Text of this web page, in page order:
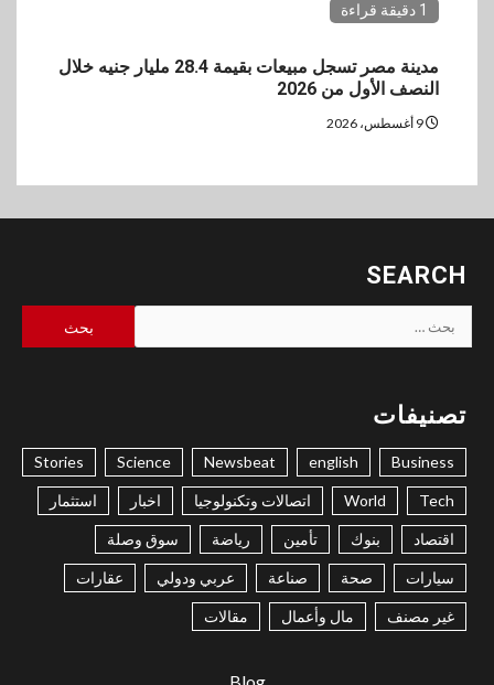
1 دقيقة قراءة
مدينة مصر تسجل مبيعات بقيمة 28.4 مليار جنيه خلال
النصف الأول من 2026
SEARCH
البحث
عن:
تصنيفات
Business
english
Newsbeat
Science
Stories
Tech
World اتصالات وتكنولوجيا اخبار استثمار
اقتصاد بنوك تأمين رياضة سوق وصلة
سيارات صحة صناعة عربي ودولي عقارات
غير مصنف مال وأعمال مقالات